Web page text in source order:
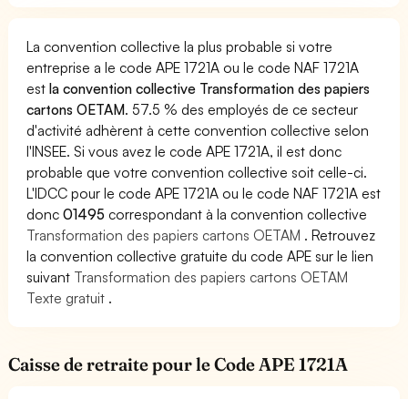
La convention collective la plus probable si votre
entreprise a le code APE 1721A ou le code NAF 1721A
estla convention collective Transformation des papiers
cartons OETAM. 57.5 % des employés de ce secteur
d'activité adhèrent à cette convention collective selon
l'INSEE. Si vous avez le code APE 1721A, il est donc
probable que votre convention collective soit celle-ci.
L'IDCC pour le code APE 1721A ou le code NAF 1721A est
donc01495 correspondant à la convention collective
Transformation des papiers cartons OETAM . Retrouvez
la convention collective gratuite du code APE sur le lien
suivant Transformation des papiers cartons OETAM
Texte gratuit .
Caisse de retraite pour le Code APE 1721A